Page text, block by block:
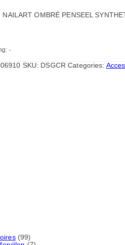
NAILART OMBRÉ PENSEEL
-
SKU: DSGCR Categories:
(99)